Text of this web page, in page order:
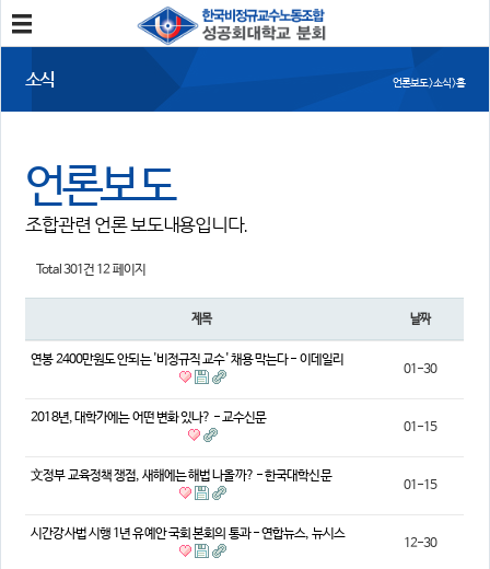
분회소개
소식
공지사항
자유게시판 건의사항
소식 언론보도 > 소식 > 홈
언론보도
조합관련 언론 보도내용입니다.
Total 301건 12 페이지
제목 날짜
연봉 2400만원도 안되는 '비정규직 교수' 채용 막는다 - 이데일리
01-30
2018년, 대학가에는 어떤 변화 있나? - 교수신문
01-15
文정부 교육정책 쟁점, 새해에는 해법 나올까? - 한국대학신문
01-15
시간강사법 시행 1년 유예안 국회 본회의 통과 - 연합뉴스, 뉴시스
12-30